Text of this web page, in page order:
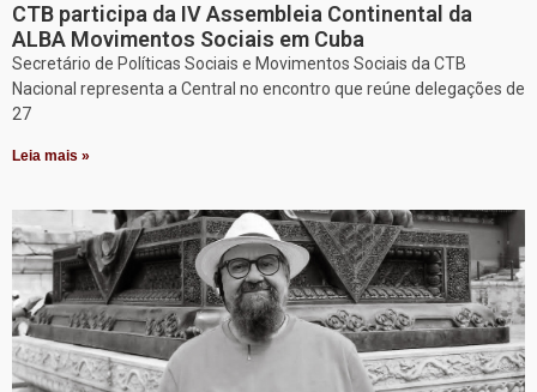
CTB participa da IV Assembleia Continental da
ALBA Movimentos Sociais em Cuba
Secretário de Políticas Sociais e Movimentos Sociais da CTB
Nacional representa a Central no encontro que reúne delegações de
27
Leia mais »